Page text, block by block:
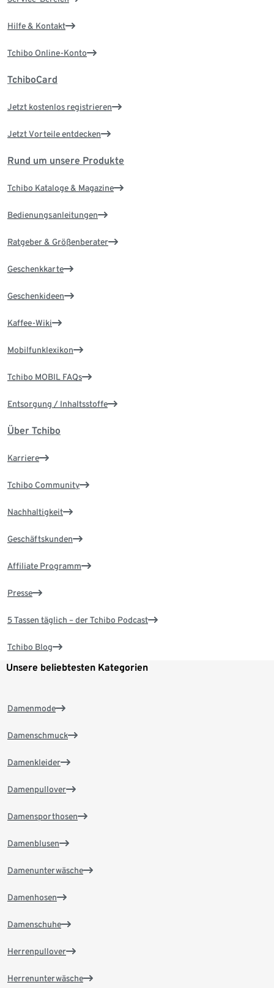
Hilfe & Kontakt
Tchibo Online-Konto
TchiboCard
Jetzt kostenlos registrieren
Jetzt Vorteile entdecken
Rund um unsere Produkte
Tchibo Kataloge & Magazine
Bedienungsanleitungen
Ratgeber & Größenberater
Geschenkkarte
Geschenkideen
Kaffee-Wiki
Mobilfunklexikon
Tchibo MOBIL FAQs
Entsorgung / Inhaltsstoffe
Über Tchibo
Karriere
Tchibo Community
Nachhaltigkeit
Geschäftskunden
Affiliate Programm
Presse
5 Tassen täglich – der Tchibo Podcast
Tchibo Blog
Unsere beliebtesten Kategorien
Damenmode
Damenschmuck
Damenkleider
Damenpullover
Damensporthosen
Damenblusen
Damenunterwäsche
Damenhosen
Damenschuhe
Herrenpullover
Herrenunterwäsche